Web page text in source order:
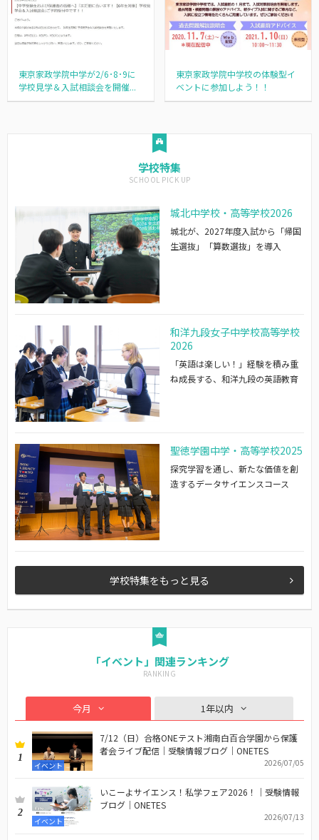
東京家政学院中学が2/6･8･9に
学校見学＆入試相談会を開催...
東京家政学院中学校の体験型イ
ベントに参加しよう！！
学校特集
城北中学校・高等学校2026
城北が、2027年度入試から「帰国
生選抜」「算数選抜」を導入
和洋九段女子中学校高等学校
2026
「英語は楽しい！」経験を積み重
ね成長する、和洋九段の英語教育
聖徳学園中学・高等学校2025
探究学習を通し、新たな価値を創
造するデータサイエンスコース
学校特集をもっと見る
「イベント」関連ランキング
今月 1年以内
1
イベント
7/12（日）合格ONEテスト湘南白百合学園から保護
者会ライブ配信｜受験情報ブログ｜ONETES
2026/07/05
2
イベント
いこーよサイエンス！私学フェア2026！｜受験情報
ブログ｜ONETES
2026/07/13